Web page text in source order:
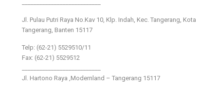
Jl. Pulau Putri Raya No.Kav 10, Klp. Indah, Kec. Tangerang, Kota
Tangerang, Banten 15117
Telp: (62-21) 5529510/11
Fax: (62-21) 5529512
Jl. Hartono Raya ,Modernland – Tangerang 15117